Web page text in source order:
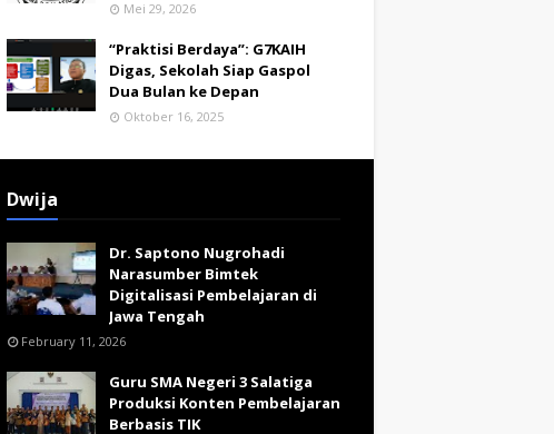
Mei 29, 2026
“Praktisi Berdaya”: G7KAIH
Digas, Sekolah Siap Gaspol
Dua Bulan ke Depan
Oktober 16, 2025
Dwija
Dr. Saptono Nugrohadi
Narasumber Bimtek
Digitalisasi Pembelajaran di
Jawa Tengah
February 11, 2026
Guru SMA Negeri 3 Salatiga
Produksi Konten Pembelajaran
Berbasis TIK